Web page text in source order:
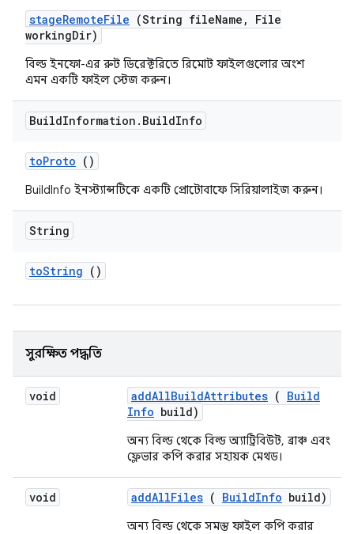
stageRemoteFile (String fileName ,
File
workingDir)
বিল্ড ইনফো-এর রুট ডিরেক্টরিতে রিমোট ফাইলগুলোর অংশ
এমন একটি ফাইল স্টেজ করুন।
BuildInformation . BuildInfo
toProto ()
BuildInfo ইনস্ট্যান্সটিকে একটি প্রোটোবাফে সিরিয়ালাইজ করুন।
String
toString ()
সুরক্ষিত পদ্ধতি
void addAllBuildAttributes ( Build
Info build)
অন্য বিল্ড থেকে বিল্ড অ্যাট্রিবিউট, ব্রাঞ্চ এবং
ফ্লেভার কপি করার সহায়ক মেথড।
void addAllFiles ( BuildInfo build)
অন্য বিল্ড থেকে সমস্ত ফাইল কপি করার